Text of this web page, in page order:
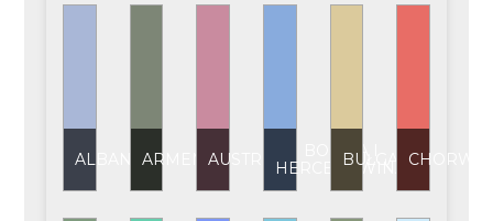
ALBANIAARMENIAAUSTRIA
BOŚNIA I
HERCEGOWINA
BUŁGARIA